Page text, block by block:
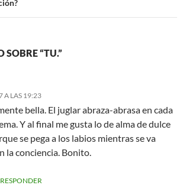
SOBRE “TU.”
A LAS 19:23
bella. El juglar abraza-abrasa en cada
Y al final me gusta lo de alma de dulce
se pega a los labios mientras se va
la conciencia. Bonito.